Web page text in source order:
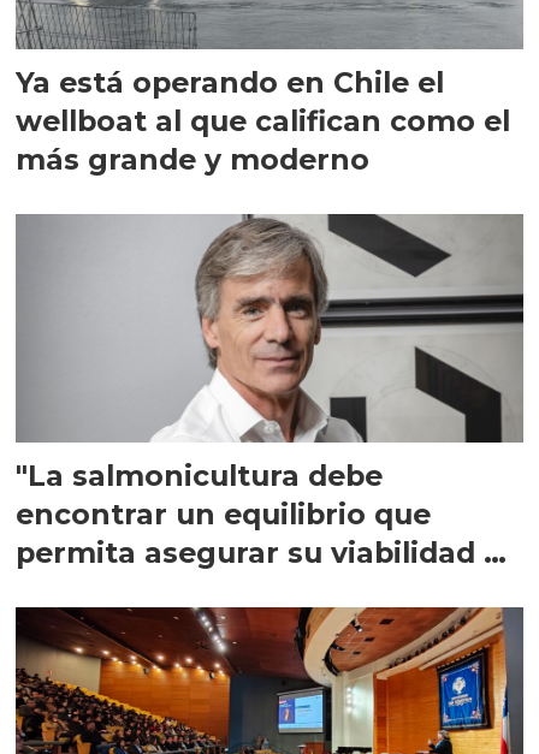
Ya está operando en Chile el
wellboat al que califican como el
más grande y moderno
"La salmonicultura debe
encontrar un equilibrio que
permita asegurar su viabilidad de